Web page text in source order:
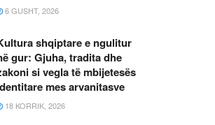
6 GUSHT, 2026
shqiptare e ngulitur
gur: Gjuha, tradita dhe
si vegla të mbijetesës
mes arvanitasve
18 KORRIK, 2026